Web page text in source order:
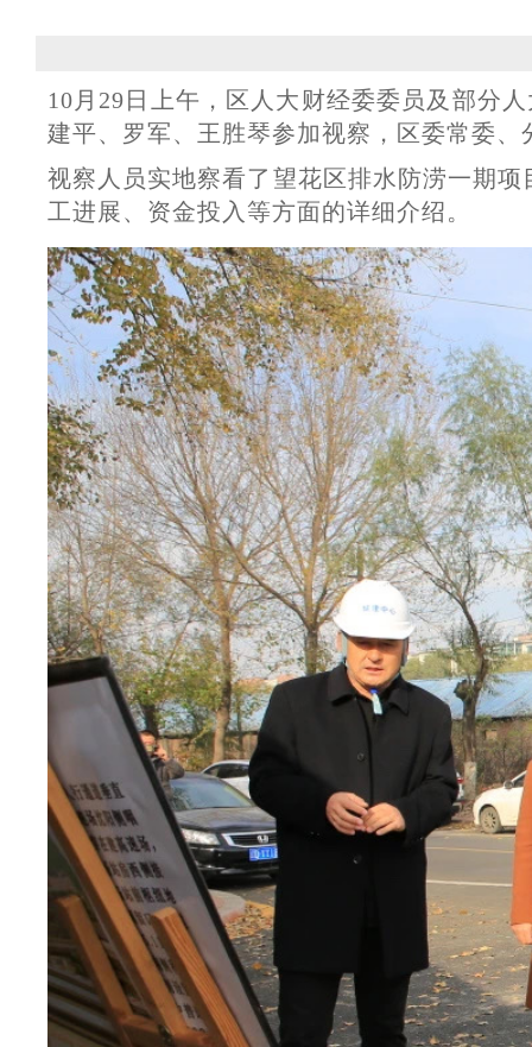
10月29日上午，区人大财经委委员及部分
建平、罗军、王胜琴参加视察，区委常委
视察人员实地察看了望花区排水防涝一期
工进展、资金投入等方面的详细介绍。